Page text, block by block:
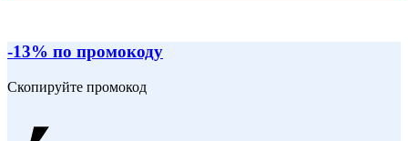
-13% по промокоду
Скопируйте промокод